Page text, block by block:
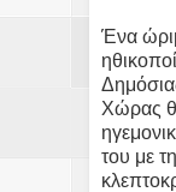
Ένα
Χώρας
του με